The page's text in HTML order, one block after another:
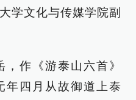
学文化与传媒学院副
作《游泰山六首》
年四月从故御道上泰